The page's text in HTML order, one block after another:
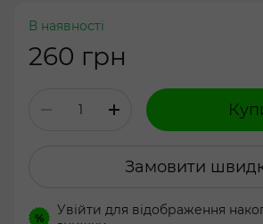
В наявності
260 грн
Замовити
% Увійти для відображення